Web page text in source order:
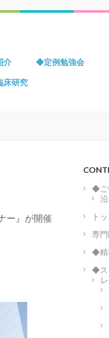
介 ◆定例勉強会
研究
ー』が開催
◆ご
ト
専
◆精
◆ス